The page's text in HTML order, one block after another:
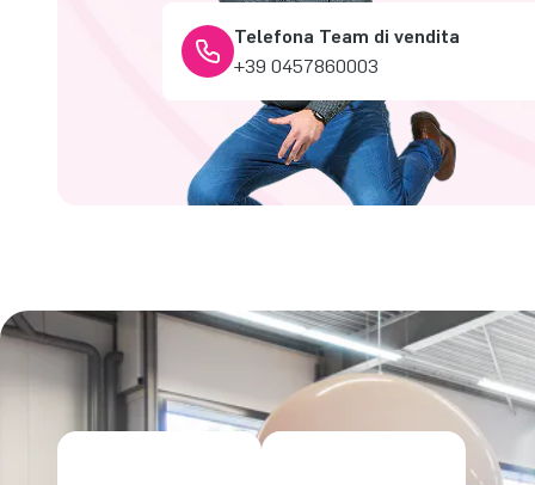
Telefona Team di vendita
+39 0457860003